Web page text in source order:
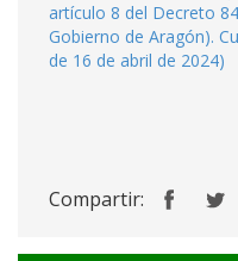
artículo 8 del Decreto
Gobierno de Aragón).
de 16 de abril de 2024)
Compartir: